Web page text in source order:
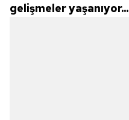
gelişmeler yaşanıyor...